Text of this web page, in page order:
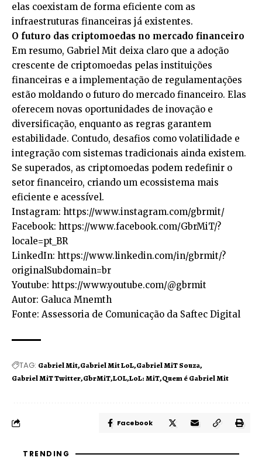
elas coexistam de forma eficiente com as
infraestruturas financeiras já existentes.
O futuro das criptomoedas no mercado financeiro
Em resumo, Gabriel Mit deixa claro que a adoção
crescente de criptomoedas pelas instituições
financeiras e a implementação de regulamentações
estão moldando o futuro do mercado financeiro. Elas
oferecem novas oportunidades de inovação e
diversificação, enquanto as regras garantem
estabilidade. Contudo, desafios como volatilidade e
integração com sistemas tradicionais ainda existem.
Se superados, as criptomoedas podem redefinir o
setor financeiro, criando um ecossistema mais
eficiente e acessível.
Instagram: https://www.instagram.com/gbrmit/
Facebook: https://www.facebook.com/GbrMiT/?
locale=pt_BR
LinkedIn: https://www.linkedin.com/in/gbrmit/?
originalSubdomain=br
Youtube: https://www.youtube.com/@gbrmit
Autor: Galuca Mnemth
Fonte: Assessoria de Comunicação da Saftec Digital
TAG: Gabriel Mit Gabriel Mit LoL Gabriel MiT Souza
Gabriel MiT Twitter GbrMiT LOL LoL: MiT Quem é Gabriel Mit
Facebook
TRENDING